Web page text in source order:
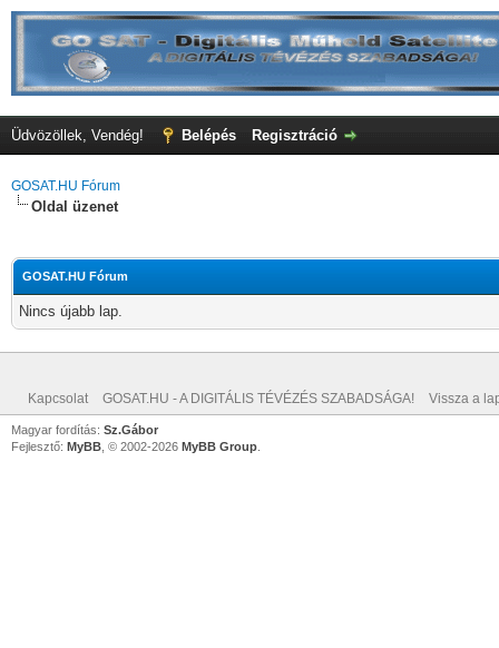
Üdvözöllek, Vendég! Belépés Regisztráció
GOSAT.HU Fórum
Oldal üzenet
GOSAT.HU Fórum
Nincs újabb lap.
Kapcsolat GOSAT.HU - A DIGITÁLIS TÉVÉZÉS SZABADSÁGA! Vissza a
Magyar fordítás: Sz.Gábor
Fejlesztő: MyBB , © 2002-2026 MyBB Group